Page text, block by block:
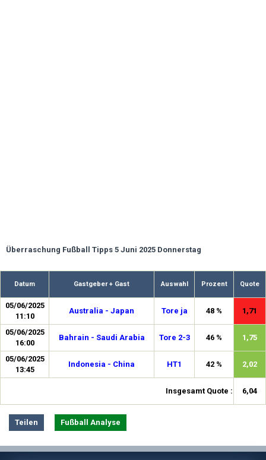
Überraschung Fußball Tipps 5 Juni 2025 Donnerstag
Datum Gastgeber + Gast Auswahl Prozent Quote
05/06/2025
11:10
Australia - Japan Tore ja 48 % 1,71
05/06/2025
16:00
Bahrain - Saudi Arabia Tore 2-3 46 % 1,75
05/06/2025
13:45
Indonesia - China HT1 42 % 2,02
Insgesamt Quote : 6,04
Teilen Fußball Analyse